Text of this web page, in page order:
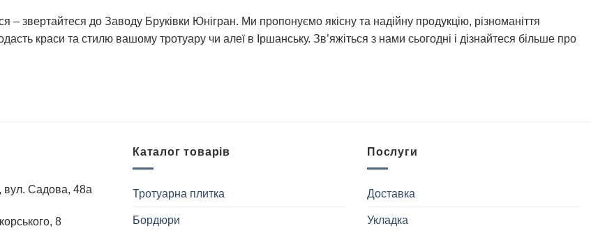
– звертайтеся до Заводу Бруківки Юнігран. Ми пропонуємо якісну та надійну продукцію, різноманіття
краси та стилю вашому тротуару чи алеї в Іршанську. Зв’яжіться з нами сьогодні і дізнайтеся більше про
вул. Садова, 48а
8
Каталог товарів
Тротуарна плитка
Бордюри
Послуги
Доставка
Укладка